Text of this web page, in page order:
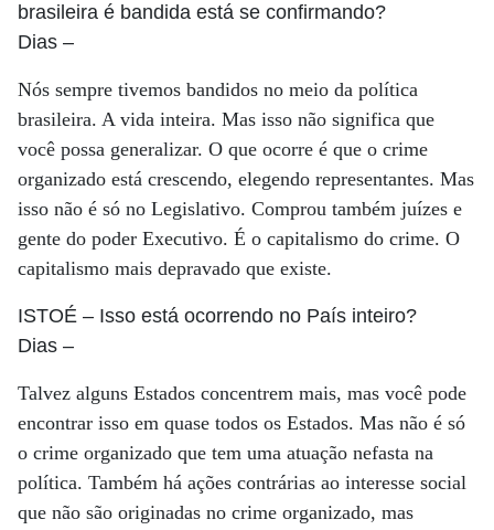
brasileira é bandida está se confirmando?
Dias –
Nós sempre tivemos bandidos no meio da política
brasileira. A vida inteira. Mas isso não significa que
você possa generalizar. O que ocorre é que o crime
organizado está crescendo, elegendo representantes. Mas
isso não é só no Legislativo. Comprou também juízes e
gente do poder Executivo. É o capitalismo do crime. O
capitalismo mais depravado que existe.
ISTOÉ – Isso está ocorrendo no País inteiro?
Dias –
Talvez alguns Estados concentrem mais, mas você pode
encontrar isso em quase todos os Estados. Mas não é só
o crime organizado que tem uma atuação nefasta na
política. Também há ações contrárias ao interesse social
que não são originadas no crime organizado, mas